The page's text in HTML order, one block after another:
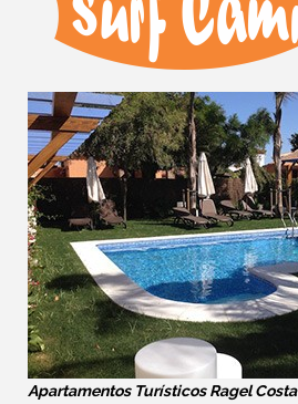
Apartamentos Turísticos Ragel Costa